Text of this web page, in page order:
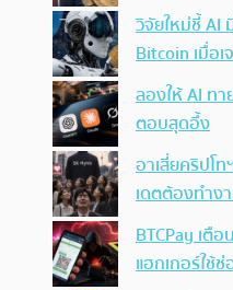
วิจัยใหม่ชี้ AI
Bitcoin เมื่อ
ลองให้ AI ท
ตอบสุดอึ้ง
อาเสี่ยคริปโ
เดตต้องทำง
BTCPay เตื
แฮกเกอร์ใช้